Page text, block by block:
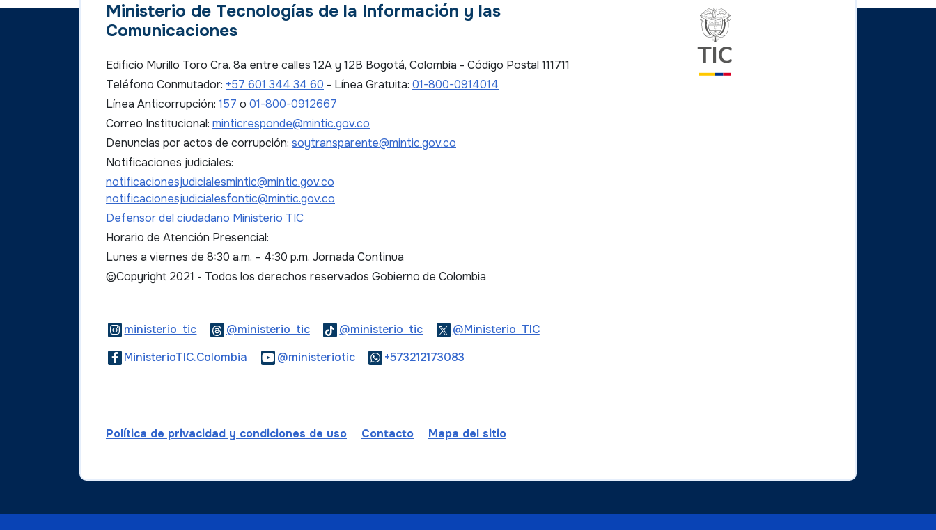
Ministerio de Tecnologías de la Información y las
Comunicaciones
Edificio Murillo Toro Cra. 8a entre calles 12A y 12B Bogotá, Colombia - Código Postal 111711
Teléfono Conmutador: +57 601 344 34 60 - Línea Gratuita: 01-800-0914014
Línea Anticorrupción: 157 o 01-800-0912667
Correo Institucional: minticresponde@mintic.gov.co
Denuncias por actos de corrupción: soytransparente@mintic.gov.co
Notificaciones judiciales:
notificacionesjudicialesmintic@mintic.gov.co
notificacionesjudicialesfontic@mintic.gov.co
Defensor del ciudadano Ministerio TIC
Horario de Atención Presencial:
Lunes a viernes de 8:30 a.m. – 4:30 p.m. Jornada Continua
©Copyright 2021 - Todos los derechos reservados Gobierno de Colombia
ministerio_ticLogo Instagram
@ministerio_ticLogo Threads
@ministerio_ticLogo Tiktok@Ministerio_TICLogo Twitter
MinisterioTIC.Colombia Logo Facebook
@ministerioticLogo Youtube
+573212173083
Política de privacidad y condiciones de uso Contacto Mapa del sitio